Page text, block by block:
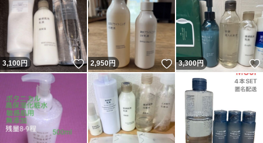
3,100円 いいね！
2,950円 いいね！
3,300円